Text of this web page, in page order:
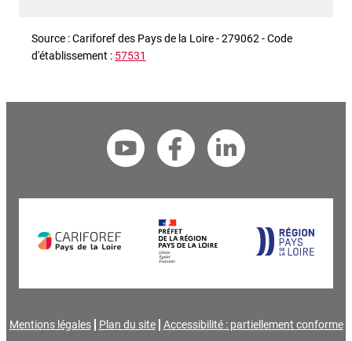
Source : Cariforef des Pays de la Loire - 279062 - Code
d'établissement : 57531
Mentions légales Plan du site Accessibilité : partiellement conforme